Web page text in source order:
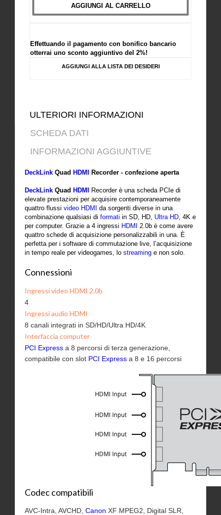
AGGIUNGI AL CARRELLO
Effettuando il pagamento con bonifico bancario
otterrai uno sconto aggiuntivo del 2%!
AGGIUNGI ALLA LISTA DEI DESIDERI
ULTERIORI INFORMAZIONI
SCHEDA DATI
INFORMAZIONI AGGIUNTIVE
DeckLink Quad HDMI Recorder - confezione aperta
DeckLink Quad HDMI
Recorder è una scheda PCIe di
elevate prestazioni per acquisire contemporaneamente
quattro flussi video HDMI
da sorgenti diverse in una
combinazione qualsiasi di formati in SD, HD, Ultra HD , 4K e
per computer. Grazie a 4 ingressi HDMI
2.0b è come avere
quattro schede di acquisizione personalizzabili in una. È
perfetta per i software di commutazione live, l’acquisizione
in tempo reale per videogames, lo streaming e non solo.
Connessioni
Ingressi video HDMI 2.0b
4
Ingressi audio HDMI
8 canali integrati in SD/HD/Ultra HD/4K
Interfaccia computer
PCI Express a 8 percorsi di terza generazione,
compatibile con slot PCI Express a 8 e 16 percorsi
Codec compatibili
AVC-Intra, AVCHD, Canon XF MPEG2, Digital SLR,